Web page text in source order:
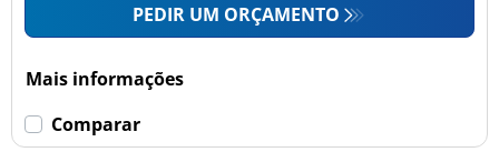
Mais opçõesPEDIR UM ORÇAMENTO
Mais informações
Comparar